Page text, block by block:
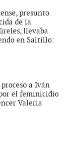
presunto
de la
llevaba
en Saltillo:
a Iván
el feminicidio
Valeria